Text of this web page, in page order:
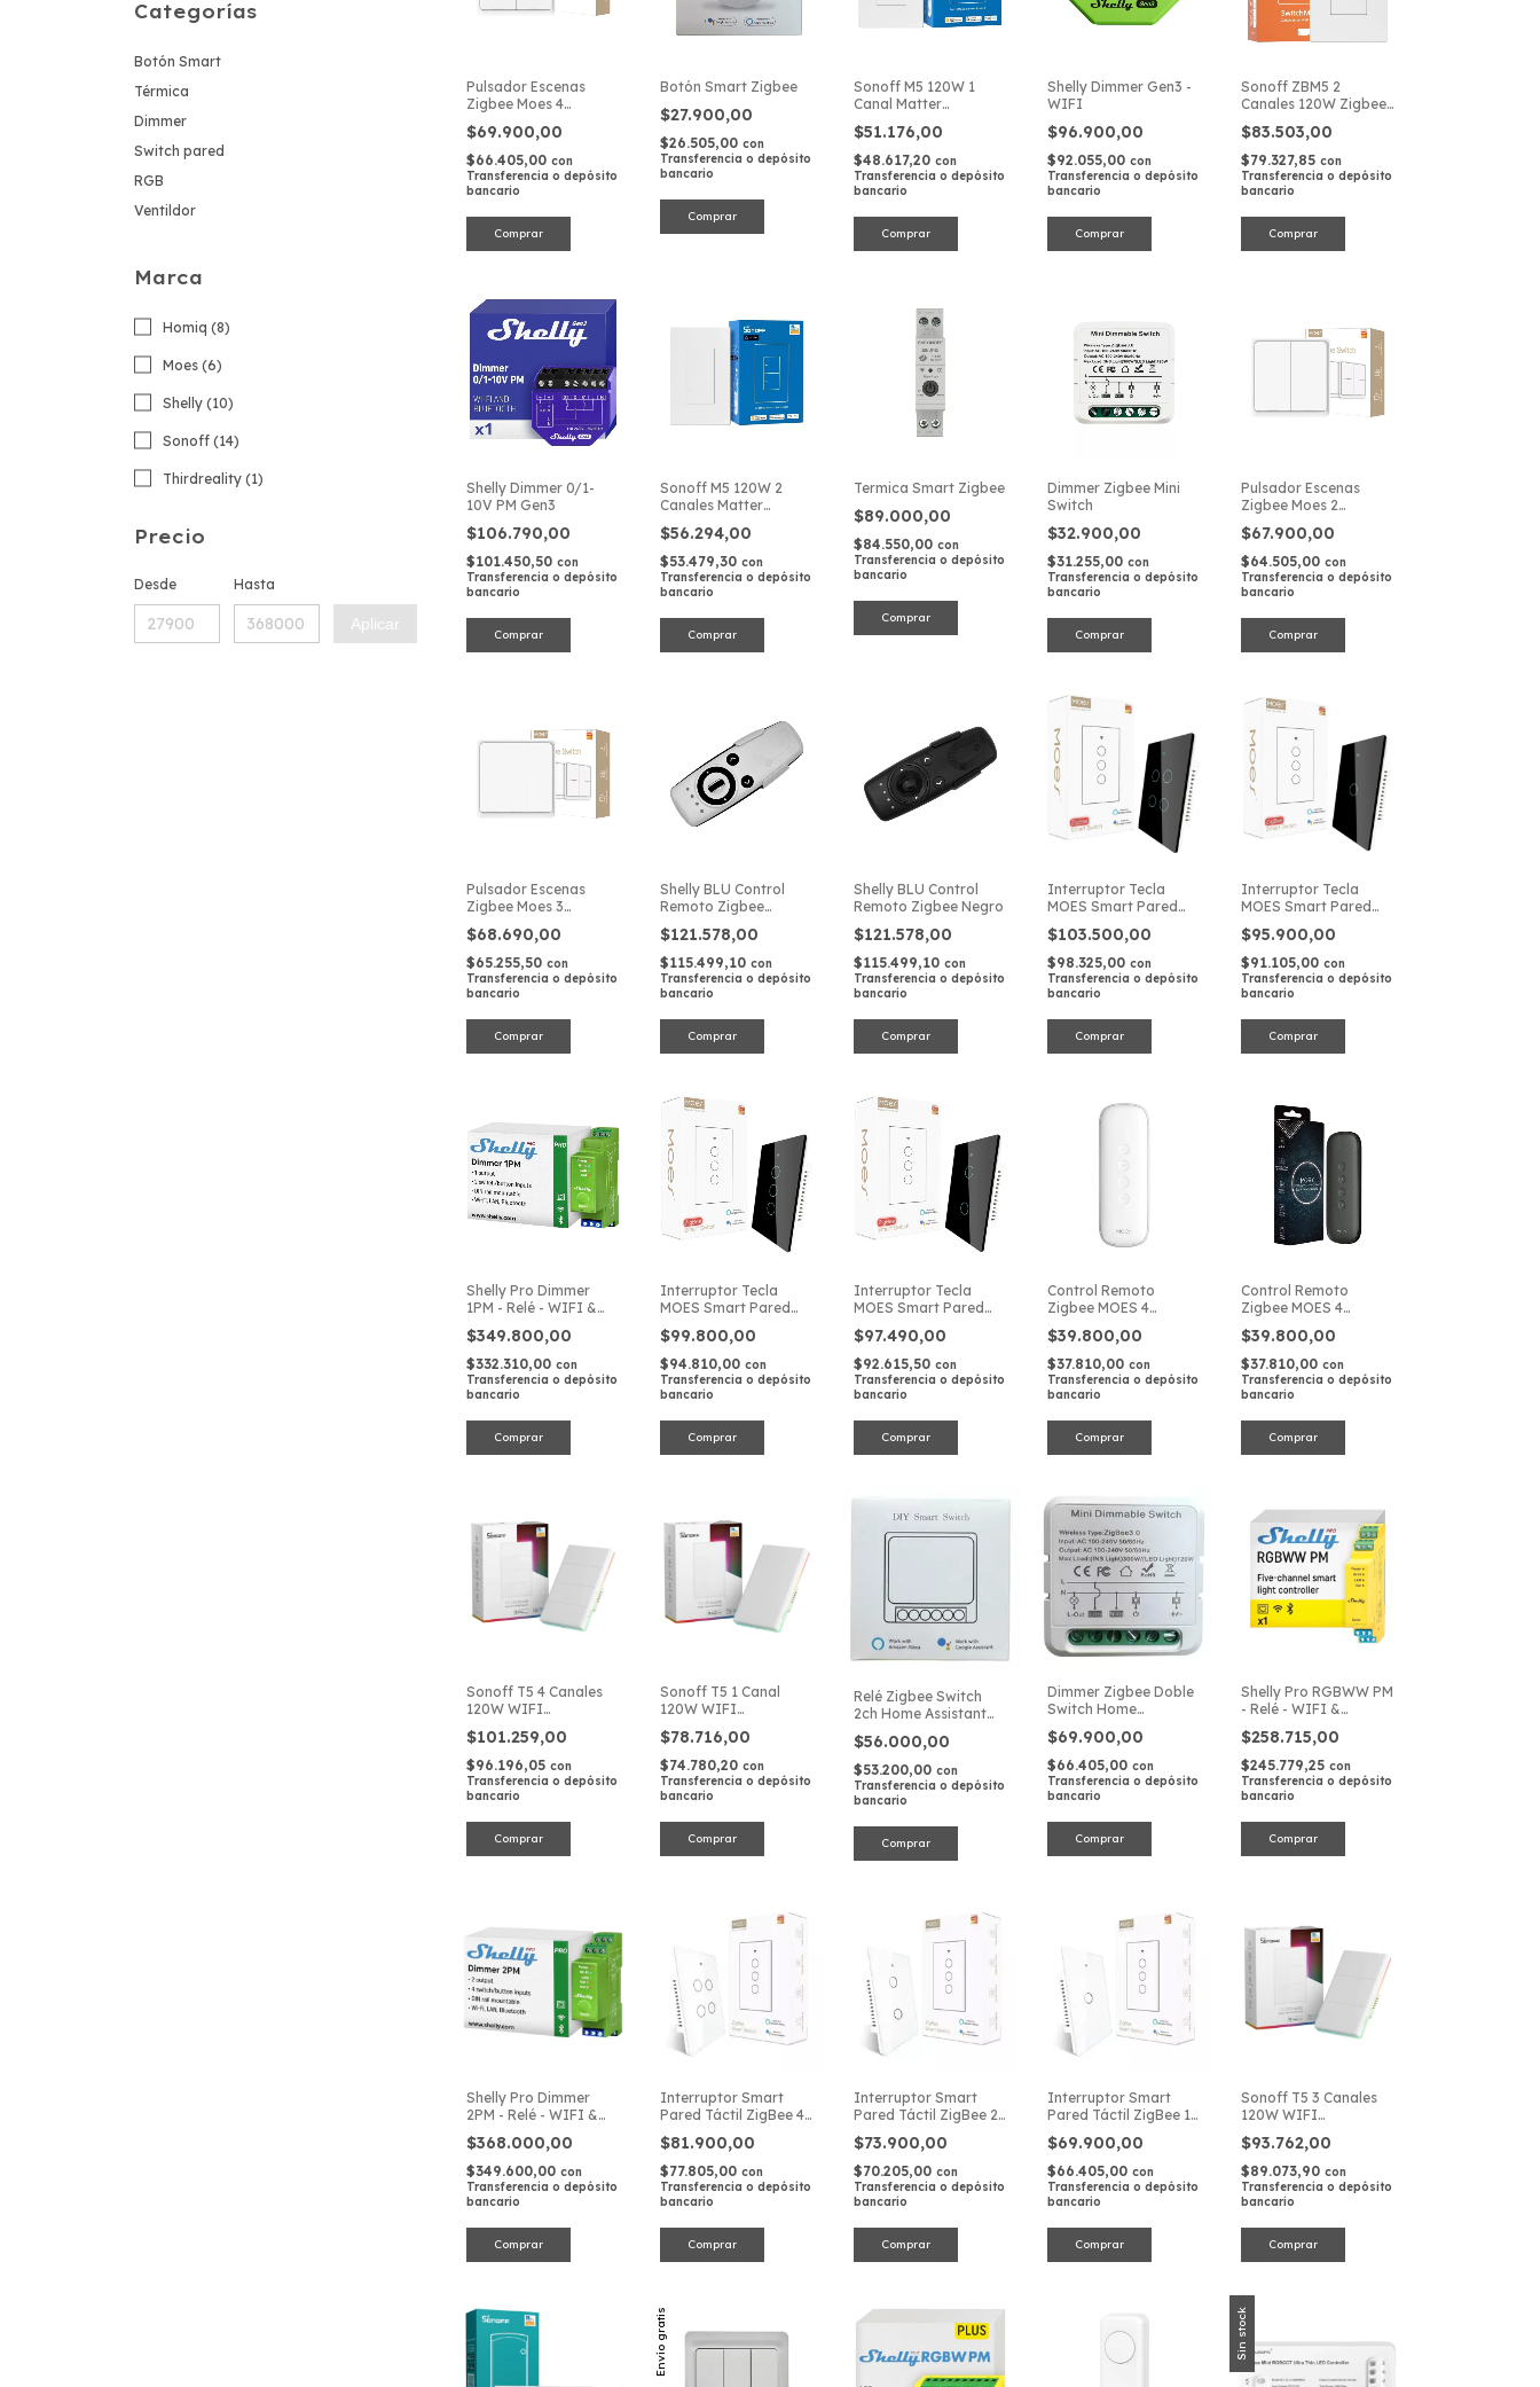
Categorías
Botón Smart
Térmica
Dimmer
Switch pared
RGB
Ventildor
Marca
Homiq (8)
Moes (6)
Shelly (10)
Sonoff (14)
Thirdreality (1)
Precio
Desde Hasta
Aplicar
Pulsador Escenas
Zigbee Moes 4
Canales 12 Acciones
$69.900,00
$66.405,00 con
Transferencia o depósito
bancario
Botón Smart Zigbee
$27.900,00
$26.505,00 con
Transferencia o depósito
bancario
Sonoff M5 120W 1
Canal Matter
Interruptor Pared
$51.176,00
$48.617,20 con
Transferencia o depósito
bancario
Shelly Dimmer Gen3 -
WIFI
$96.900,00
$92.055,00 con
Transferencia o depósito
bancario
Sonoff ZBM5 2
Canales 120W Zigbee
Interruptor Pared
$83.503,00
$79.327,85 con
Transferencia o depósito
bancario
Shelly Dimmer 0/1-
10V PM Gen3
$106.790,00
$101.450,50 con
Transferencia o depósito
bancario
Sonoff M5 120W 2
Canales Matter
Interruptor Pared
$56.294,00
$53.479,30 con
Transferencia o depósito
bancario
Termica Smart Zigbee
$89.000,00
$84.550,00 con
Transferencia o depósito
bancario
Dimmer Zigbee Mini
Switch
$32.900,00
$31.255,00 con
Transferencia o depósito
bancario
Pulsador Escenas
Zigbee Moes 2
Canales 6 Acciones
$67.900,00
$64.505,00 con
Transferencia o depósito
bancario
Pulsador Escenas
Zigbee Moes 3
Canales 9 Acciones
$68.690,00
$65.255,50 con
Transferencia o depósito
bancario
Shelly BLU Control
Remoto Zigbee
Blanco
$121.578,00
$115.499,10 con
Transferencia o depósito
bancario
Shelly BLU Control
Remoto Zigbee Negro
$121.578,00
$115.499,10 con
Transferencia o depósito
bancario
Interruptor Tecla
MOES Smart Pared
Táctil ZigBee 4
Canales
$103.500,00
$98.325,00 con
Transferencia o depósito
bancario
Interruptor Tecla
MOES Smart Pared
Táctil ZigBee 1 Canal
$95.900,00
$91.105,00 con
Transferencia o depósito
bancario
Shelly Pro Dimmer
1PM - Relé - WIFI &
Ethernet - Control
Profesional para
Domótica
$349.800,00
$332.310,00 con
Transferencia o depósito
bancario
Interruptor Tecla
MOES Smart Pared
Táctil ZigBee 3
Canales
$99.800,00
$94.810,00 con
Transferencia o depósito
bancario
Interruptor Tecla
MOES Smart Pared
Táctil ZigBee 2
Canales
$97.490,00
$92.615,50 con
Transferencia o depósito
bancario
Control Remoto
Zigbee MOES 4
Botones 12 Escenas
Blanco
$39.800,00
$37.810,00 con
Transferencia o depósito
bancario
Control Remoto
Zigbee MOES 4
Botones 12 Escenas
Negro
$39.800,00
$37.810,00 con
Transferencia o depósito
bancario
Sonoff T5 4 Canales
120W WIFI
Interruptor Pared
$101.259,00
$96.196,05 con
Transferencia o depósito
bancario
Sonoff T5 1 Canal
120W WIFI
Interruptor Pared
$78.716,00
$74.780,20 con
Transferencia o depósito
bancario
Relé Zigbee Switch
2ch Home Assistant
Domotica Rele Doble
$56.000,00
$53.200,00 con
Transferencia o depósito
bancario
Dimmer Zigbee Doble
Switch Home
Smart 2ch Blanco
$69.900,00
$66.405,00 con
Transferencia o depósito
bancario
Shelly Pro RGBWW PM
- Relé - WIFI &
Ethernet - Control
Profesional para
Domótica
$258.715,00
$245.779,25 con
Transferencia o depósito
bancario
Shelly Pro Dimmer
2PM - Relé - WIFI &
Ethernet - Control
Profesional para
Domótica
$368.000,00
$349.600,00 con
Transferencia o depósito
bancario
Interruptor Smart
Pared Táctil ZigBee 4
Canales 600W 220V
$81.900,00
$77.805,00 con
Transferencia o depósito
bancario
Interruptor Smart
Pared Táctil ZigBee 2
Canales 600W 220V
$73.900,00
$70.205,00 con
Transferencia o depósito
bancario
Interruptor Smart
Pared Táctil ZigBee 1
Canal 600W 220V
$69.900,00
$66.405,00 con
Transferencia o depósito
bancario
Sonoff T5 3 Canales
120W WIFI
Interruptor Pared
$93.762,00
$89.073,90 con
Transferencia o depósito
bancario
Envío gratis Sin stock